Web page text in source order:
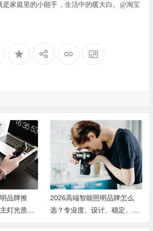
是家庭里的小能手，生活中的暖大白。@淘宝
品牌推
灯光质、
四个维度
2026高端智能照明品牌怎么
选？专业度、设计、稳定、服
务四大维度深度盘点